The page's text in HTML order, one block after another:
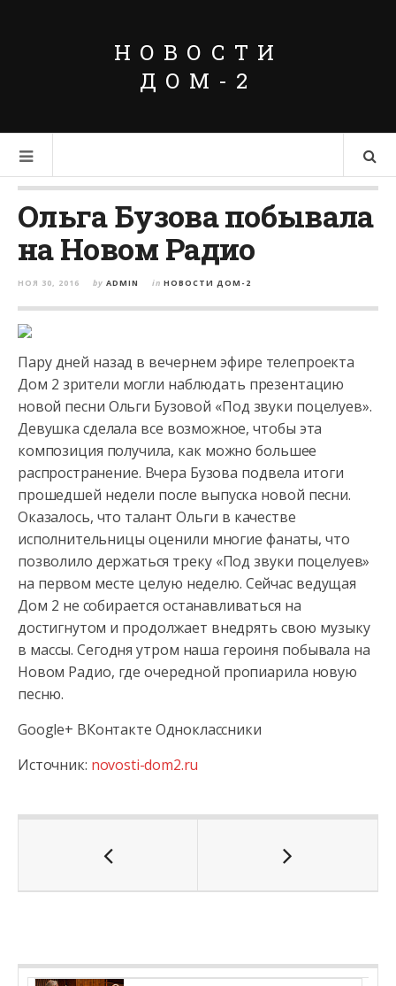
НОВОСТИ
ДОМ-2
Ольга Бузова побывала
на Новом Радио
НОЯ 30, 2016 by ADMIN in НОВОСТИ ДОМ-2
Пару дней назад в вечернем эфире телепроекта
Дом 2 зрители могли наблюдать презентацию
новой песни Ольги Бузовой «Под звуки поцелуев».
Девушка сделала все возможное, чтобы эта
композиция получила, как можно большее
распространение. Вчера Бузова подвела итоги
прошедшей недели после выпуска новой песни.
Оказалось, что талант Ольги в качестве
исполнительницы оценили многие фанаты, что
позволило держаться треку «Под звуки поцелуев»
на первом месте целую неделю. Сейчас ведущая
Дом 2 не собирается останавливаться на
достигнутом и продолжает внедрять свою музыку
в массы. Сегодня утром наша героиня побывала на
Новом Радио, где очередной пропиарила новую
песню.
Google+ ВКонтакте Одноклассники
Источник: novosti-dom2.ru